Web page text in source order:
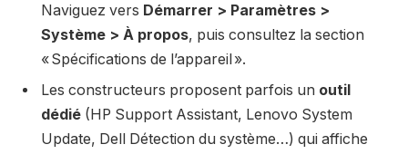
Naviguez vers Démarrer > Paramètres >
Système > À propos, puis consultez la section
« Spécifications de l’appareil ».
Les constructeurs proposent parfois un outil
dédié (HP Support Assistant, Lenovo System
Update, Dell Détection du système…) qui affiche